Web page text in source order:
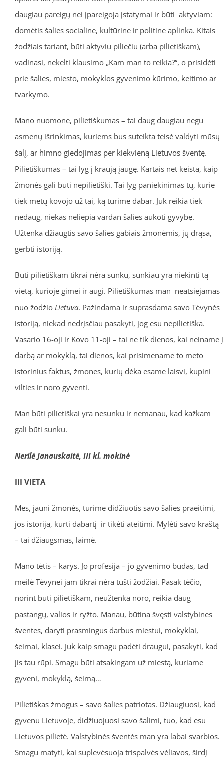
daugiau pareigų nei įpareigoja įstatymai ir būti aktyviam:
domėtis šalies socialine, kultūrine ir politine aplinka. Kitais
žodžiais tariant, būti aktyviu piliečiu (arba pilietiškam),
vadinasi, nekelti klausimo „Kam man to reikia?“, o prisidėti
prie šalies, miesto, mokyklos gyvenimo kūrimo, keitimo ar
tvarkymo.
Mano nuomone, pilietiškumas – tai daug daugiau negu
asmenų išrinkimas, kuriems bus suteikta teisė valdyti mūsų
šalį, ar himno giedojimas per kiekvieną Lietuvos šventę.
Pilietiškumas – tai lyg į kraują įaugę. Kartais net keista, kaip
žmonės gali būti nepilietiški. Tai lyg paniekinimas tų, kurie
tiek metų kovojo už tai, ką turime dabar. Juk reikia tiek
nedaug, niekas neliepia vardan šalies aukoti gyvybę.
Užtenka džiaugtis savo šalies gabiais žmonėmis, jų drąsa,
gerbti istoriją.
Būti pilietiškam tikrai nėra sunku, sunkiau yra niekinti tą
vietą, kurioje gimei ir augi. Pilietiškumas man neatsiejamas
nuo žodžio Lietuva. Pažindama ir suprasdama savo Tėvynės
istoriją, niekad nedrįsčiau pasakyti, jog esu nepilietiška.
Vasario 16-oji ir Kovo 11-oji – tai ne tik dienos, kai neiname į
darbą ar mokyklą, tai dienos, kai prisimename to meto
istorinius faktus, žmones, kurių dėka esame laisvi, kupini
vilties ir noro gyventi.
Man būti pilietiškai yra nesunku ir nemanau, kad kažkam
gali būti sunku.
Nerilė Janauskaitė, III kl. mokinė
III VIETA
Mes, jauni žmonės, turime didžiuotis savo šalies praeitimi,
jos istorija, kurti dabartį ir tikėti ateitimi. Mylėti savo kraštą
– tai džiaugsmas, laimė.
Mano tėtis – karys. Jo profesija – jo gyvenimo būdas, tad
meilė Tėvynei jam tikrai nėra tušti žodžiai. Pasak tėčio,
norint būti pilietiškam, neužtenka noro, reikia daug
pastangų, valios ir ryžto. Manau, būtina švęsti valstybines
šventes, daryti prasmingus darbus miestui, mokyklai,
šeimai, klasei. Juk kaip smagu padėti draugui, pasakyti, kad
jis tau rūpi. Smagu būti atsakingam už miestą, kuriame
gyveni, mokyklą, šeimą…
Pilietiškas žmogus – savo šalies patriotas. Džiaugiuosi, kad
gyvenu Lietuvoje, didžiuojuosi savo šalimi, tuo, kad esu
Lietuvos pilietė. Valstybinės šventės man yra labai svarbios.
Smagu matyti, kai suplevėsuoja trispalvės vėliavos, širdį